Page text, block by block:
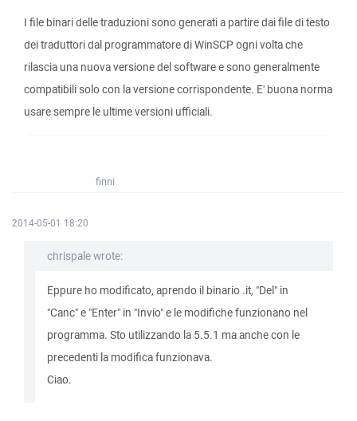
I file binari delle traduzioni sono generati a partire dai file di testo
dei traduttori dal programmatore di WinSCP ogni volta che
rilascia una nuova versione del software e sono generalmente
compatibili solo con la versione corrispondente. E' buona norma
usare sempre le ultime versioni ufficiali.
finni
2014-05-01 18:20
chrispale wrote:
Eppure ho modificato, aprendo il binario .it, "Del" in
"Canc" e "Enter" in "Invio" e le modifiche funzionano nel
programma. Sto utilizzando la 5.5.1 ma anche con le
precedenti la modifica funzionava.
Ciao.